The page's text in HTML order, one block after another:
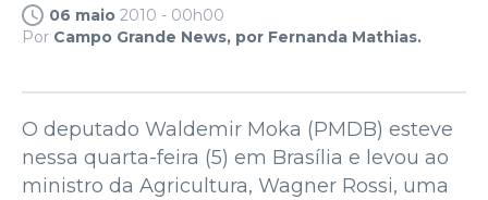
06 maio 2010 - 00h00
Por Campo Grande News, por Fernanda Mathias.
O deputado Waldemir Moka (PMDB) esteve
nessa quarta-feira (5) em Brasília e levou ao
ministro da Agricultura, Wagner Rossi, uma